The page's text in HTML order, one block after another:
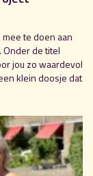
te doen aan
de titel
jou zo waardevol
klein doosje dat